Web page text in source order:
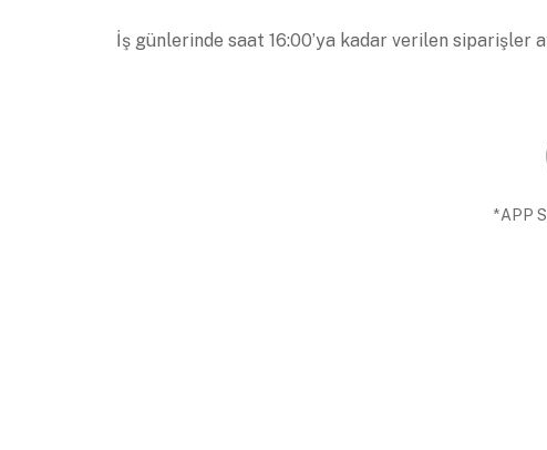
İş günlerinde saat 16:00’ya kadar verilen
*APP